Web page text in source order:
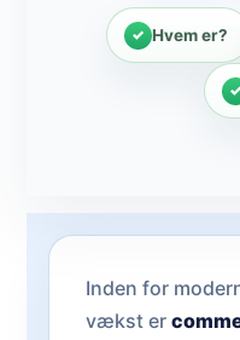
Hvem er?
Inden for
vækst er